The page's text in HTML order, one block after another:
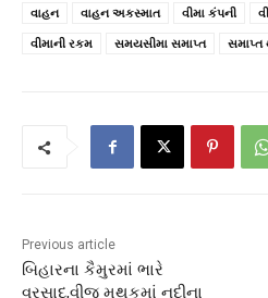
વાહન
વાહન અકસ્માત વીમા કંપની
વીમાની રકમ
સમયસીમા સમાપ્ત
Previous article
બિહારના કૈમુરમાં ભારે
વરસાદ,વીજ મથકમાં નદીના